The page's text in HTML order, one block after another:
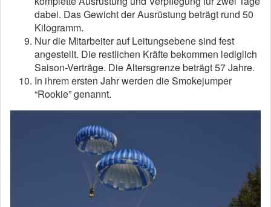
dabei. Das Gewicht der Ausrüstung beträgt rund 50
Kilogramm.
Nur die Mitarbeiter auf Leitungsebene sind fest
angestellt. Die restlichen Kräfte bekommen lediglich
Saison-Verträge. Die Altersgrenze beträgt 57 Jahre.
In ihrem ersten Jahr werden die Smokejumper
“Rookie” genannt.